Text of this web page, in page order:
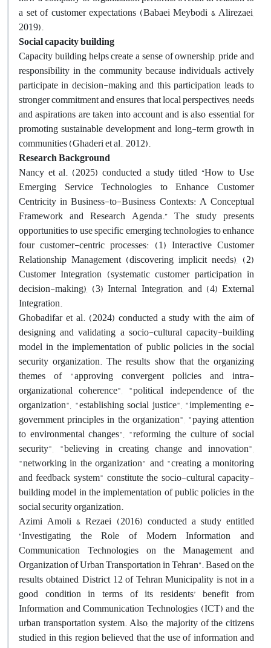
a set of customer expectations (Babaei Meybodi & Alirezaei,
2019(.
Social capacity building
Capacity building helps create a sense of ownership, pride and
responsibility in the community because individuals actively
participate in decision-making and this participation leads to
stronger commitment and ensures that local perspectives, needs
and aspirations are taken into account and is also essential for
promoting sustainable development and long-term growth in
communities (Ghaderi et al., 2012).
Research Background
Nancy et al. (2025) conducted a study titled “How to Use
Emerging Service Technologies to Enhance Customer
Centricity in Business-to-Business Contexts: A Conceptual
Framework and Research Agenda.” The study presents
opportunities to use specific emerging technologies to enhance
four customer-centric processes: (1) Interactive Customer
Relationship Management (discovering implicit needs), (2)
Customer Integration (systematic customer participation in
decision-making), (3) Internal Integration, and (4) External
Integration.
Ghobadifar et al. (2024) conducted a study with the aim of
designing and validating a socio-cultural capacity-building
model in the implementation of public policies in the social
security organization. The results show that the organizing
themes of "approving convergent policies and intra-
organizational coherence", "political independence of the
organization", "establishing social justice", "implementing e-
government principles in the organization", "paying attention
to environmental changes", "reforming the culture of social
security", "believing in creating change and innovation",
"networking in the organization" and "creating a monitoring
and feedback system" constitute the socio-cultural capacity-
building model in the implementation of public policies in the
social security organization.
Azimi Amoli & Rezaei (2016) conducted a study entitled
“Investigating the Role of Modern Information and
Communication Technologies on the Management and
Organization of Urban Transportation in Tehran”. Based on the
results obtained, District 12 of Tehran Municipality is not in a
good condition in terms of its residents’ benefit from
Information and Communication Technologies (ICT) and the
urban transportation system. Also, the majority of the citizens
studied in this region believed that the use of information and